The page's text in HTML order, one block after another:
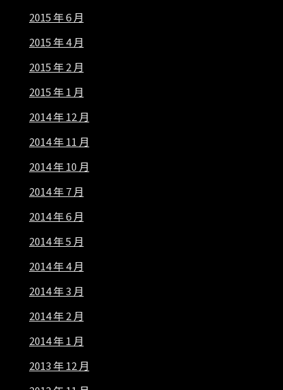
2015 年 6 月
2015 年 4 月
2015 年 2 月
2015 年 1 月
2014 年 12 月
2014 年 11 月
2014 年 10 月
2014 年 7 月
2014 年 6 月
2014 年 5 月
2014 年 4 月
2014 年 3 月
2014 年 2 月
2014 年 1 月
2013 年 12 月